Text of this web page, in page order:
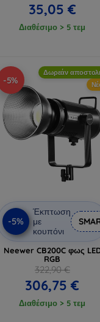
35,05 €
Διαθέσιμο > 5 τεμ
-5%
Δωρεάν
-5%
Έκπτωση
με
κουπόνι
Neewer CB200C φως
RGB
322,90 €
306,75 €
Διαθέσιμο > 5 τεμ